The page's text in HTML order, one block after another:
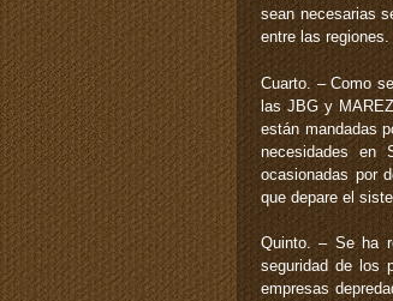
sean necesarias
entre las
Cuarto. – Como
las JBG y
están mandadas
necesidades en
ocasionadas por
que depare el
Quinto. – Se ha
seguridad de los
empresas